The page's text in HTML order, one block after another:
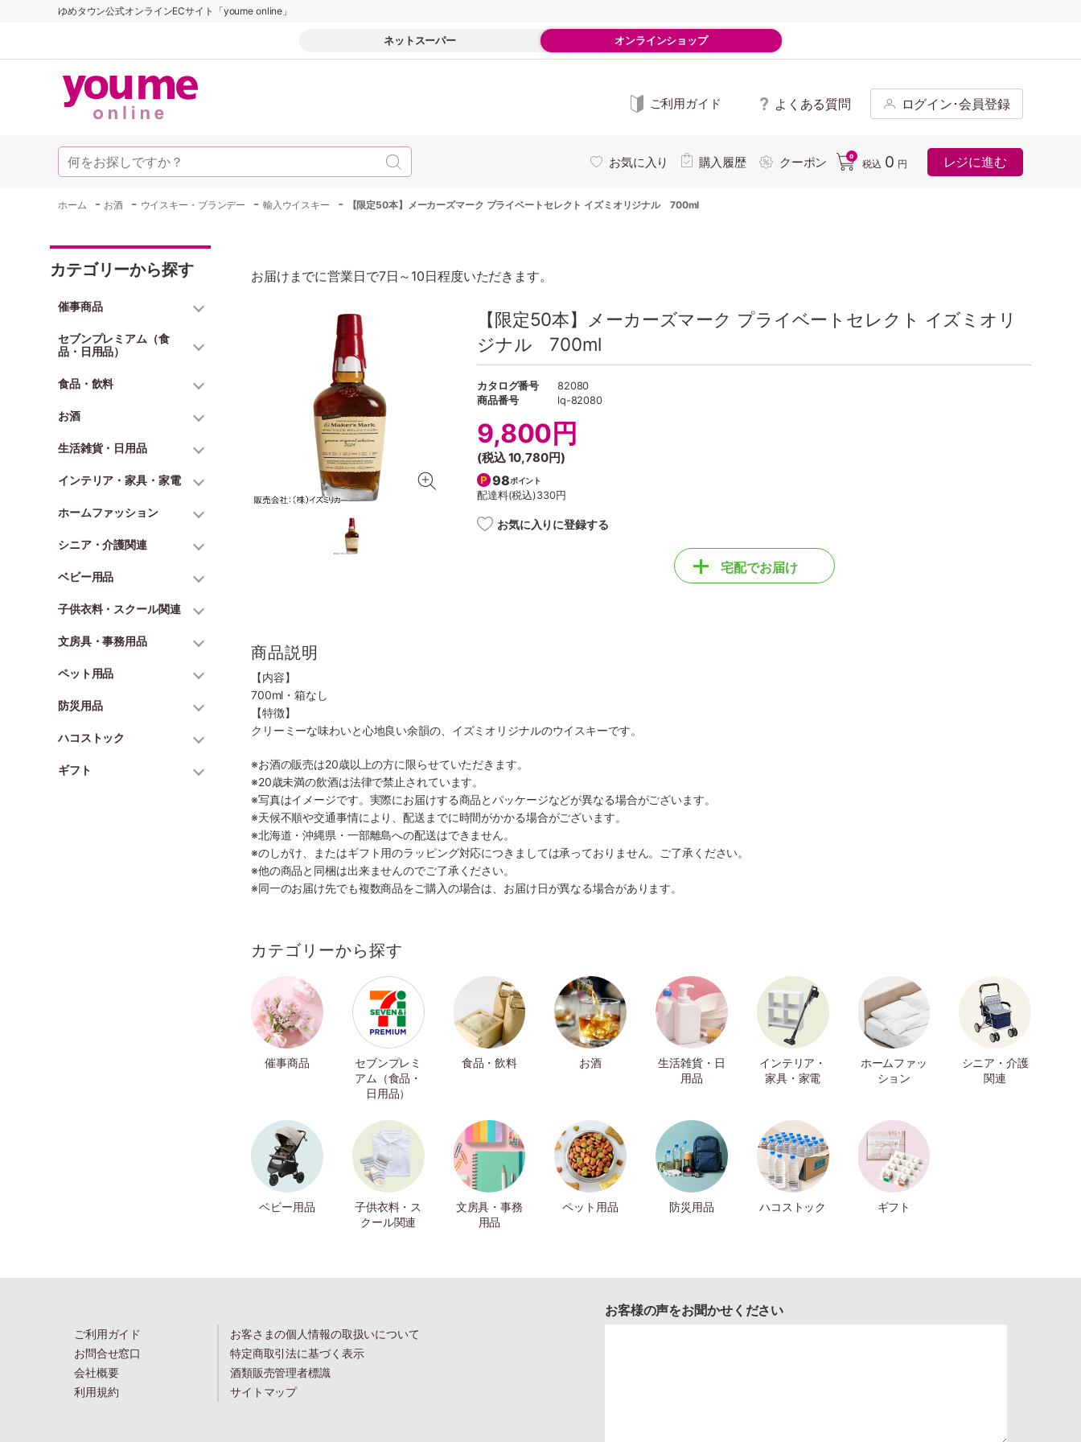
ゆめタウン公式オンラインECサイト「youme online」
ネットスーパー オンラインショップ
ご利用ガイド よくある質問 ログイン･会員登録
お気に入り 購入履歴 クーポン 0
税込 0 円 レジに進む
ホーム - お酒 - ウイスキー・ブランデー - 輸入ウイスキー - 【限定50本】メーカーズマーク プライベートセレクト イズミオリジナル 700ml
カテゴリーから探す
催事商品
セブンプレミアム（食
品・日用品）
食品・飲料
お酒
生活雑貨・日用品
インテリア・家具・家電
ホームファッション
シニア・介護関連
ベビー用品
子供衣料・スクール関連
文房具・事務用品
ペット用品
防災用品
ハコストック
ギフト
お届けまでに営業日で7日～10日程度いただきます。
【限定50本】メーカーズマーク プライベートセレクト イズミオリ
ジナル 700ml
カタログ番号
82080
商品番号
lq-82080
9,800円
(税込10,780円)
98ポイント
配達料(税込)330円
お気に入りに登録する
宅配でお届け
商品説明
【内容】
700ml・箱なし
【特徴】
クリーミーな味わいと心地良い余韻の、イズミオリジナルのウイスキーです。
※お酒の販売は20歳以上の方に限らせていただきます。
※20歳未満の飲酒は法律で禁止されています。
※写真はイメージです。実際にお届けする商品とパッケージなどが異なる場合がございます。
※天候不順や交通事情により、配送までに時間がかかる場合がございます。
※北海道・沖縄県・一部離島への配送はできません。
※のしがけ、またはギフト用のラッピング対応につきましては承っておりません。ご了承ください。
※他の商品と同梱は出来ませんのでご了承ください。
※同一のお届け先でも複数商品をご購入の場合は、お届け日が異なる場合があります。
カテゴリーから探す
催事商品
セブンプレミ
アム（食品・
日用品）
食品・飲料 お酒
生活雑貨・日
用品
インテリア・
家具・家電
ホームファッ
ション
シニア・介護
関連
ベビー用品
子供衣料・ス
クール関連
文房具・事務
用品
ペット用品 防災用品 ハコストック ギフト
ご利用ガイド
お問合せ窓口
会社概要
利用規約
お客さまの個人情報の取扱いについて
特定商取引法に基づく表示
酒類販売管理者標識
サイトマップ
お客様の声をお聞かせください